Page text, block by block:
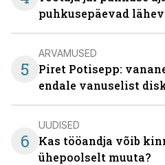
puhkusepäevad
5
ARVAMUSED
Piret Potisepp:
endale vanuselist
6
UUDISED
Kas tööandja võib
ühepoolselt muuta?